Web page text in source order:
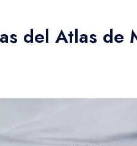
del Atlas de